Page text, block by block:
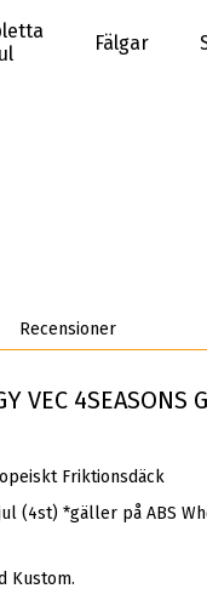
Fälgar
Recensioner
VEC 4SEASONS
Friktionsdäck
(4st) *gäller på ABS
Kustom.